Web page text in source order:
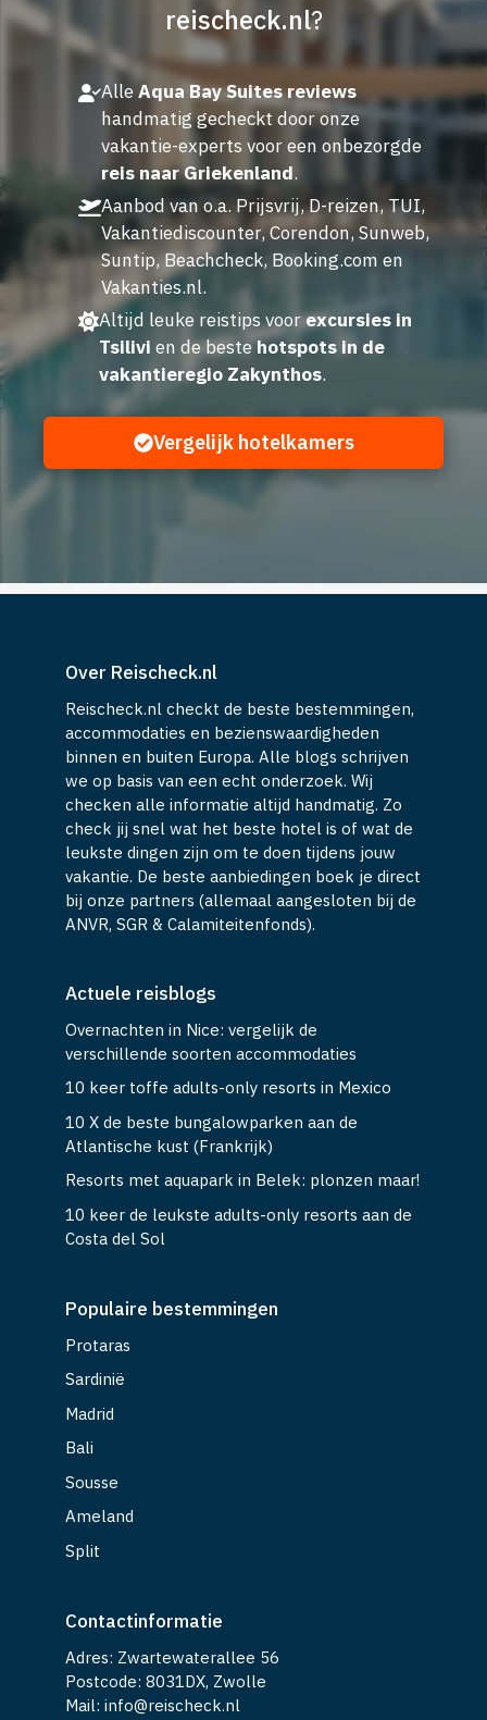
reischeck.nl?
AlleAqua Bay Suites reviews
handmatig gecheckt door onze
vakantie-experts voor een onbezorgde
reis naar Griekenland.
Aanbod van o.a. Prijsvrij, D-reizen, TUI,
Vakantiediscounter, Corendon, Sunweb,
Suntip, Beachcheck, Booking.com en
Vakanties.nl.
Altijd leuke reistips voorexcursies in
Tsilivi en de bestehotspots in de
vakantieregio Zakynthos.
Vergelijk hotelkamers
Over Reischeck.nl
Reischeck.nl checkt de beste bestemmingen,
accommodaties en bezienswaardigheden
binnen en buiten Europa. Alle blogs schrijven
we op basis van een echt onderzoek. Wij
checken alle informatie altijd handmatig. Zo
check jij snel wat het beste hotel is of wat de
leukste dingen zijn om te doen tijdens jouw
vakantie. De beste aanbiedingen boek je direct
bij onze partners (allemaal aangesloten bij de
ANVR, SGR & Calamiteitenfonds).
Actuele reisblogs
Overnachten in Nice: vergelijk de
verschillende soorten accommodaties
10 keer toffe adults-only resorts in Mexico
10 X de beste bungalowparken aan de
Atlantische kust (Frankrijk)
Resorts met aquapark in Belek: plonzen maar!
10 keer de leukste adults-only resorts aan de
Costa del Sol
Populaire bestemmingen
Protaras
Sardinië
Madrid
Bali
Sousse
Ameland
Split
Contactinformatie
Adres: Zwartewaterallee 56
Postcode: 8031DX, Zwolle
Mail: info@reischeck.nl